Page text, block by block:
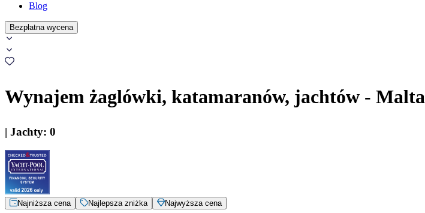
Blog
Bezpłatna wycena
Wynajem żaglówki, katamaranów, jachtów - Malta
| Jachty: 0
Najniższa cena Najlepsza zniżka Najwyższa cena